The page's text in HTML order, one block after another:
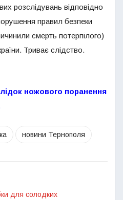
розслідувань відповідно
правил безпеки
смерть потерпілого)
Триває слідство.
ножового поранення
новини Тернополя
для солодких